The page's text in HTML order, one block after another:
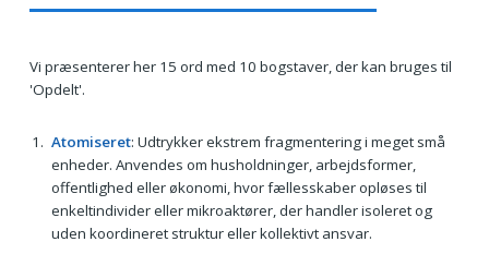
Vi præsenterer her 15 ord med 10 bogstaver, der kan bruges til
'Opdelt'.
Atomiseret: Udtrykker ekstrem fragmentering i meget små
enheder. Anvendes om husholdninger, arbejdsformer,
offentlighed eller økonomi, hvor fællesskaber opløses til
enkeltindivider eller mikroaktører, der handler isoleret og
uden koordineret struktur eller kollektivt ansvar.